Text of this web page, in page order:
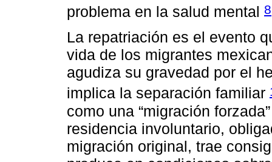
problema en la salud mental 8
La repatriación es el evento
vida de los migrantes
agudiza su gravedad por el
implica la separación familiar
como una “migración
residencia involuntario,
migración original, trae